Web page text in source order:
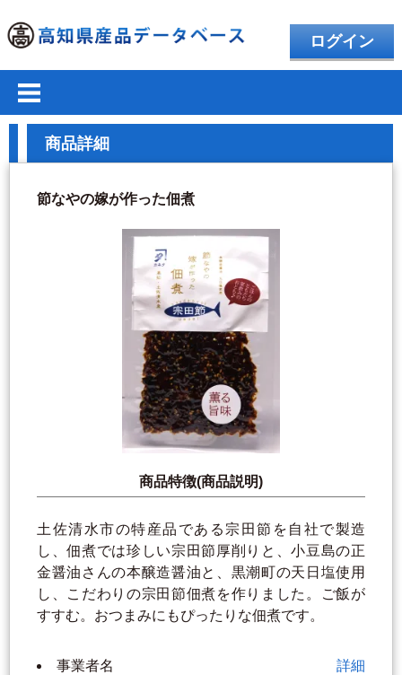
ログイン
商品詳細
節なやの嫁が作った佃煮
商品特徴(商品説明)
土佐清水市の特産品である宗田節を自社で製造
し、佃煮では珍しい宗田節厚削りと、小豆島の正
金醤油さんの本醸造醤油と、黒潮町の天日塩使用
し、こだわりの宗田節佃煮を作りました。ご飯が
すすむ。おつまみにもぴったりな佃煮です。
事業者名 詳細